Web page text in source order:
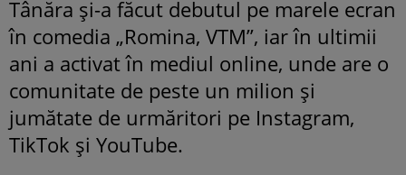
Tânăra și-a făcut debutul pe marele ecran
în comedia „Romina, VTM”, iar în ultimii
ani a activat în mediul online, unde are o
comunitate de peste un milion și
jumătate de urmăritori pe Instagram,
TikTok și YouTube.